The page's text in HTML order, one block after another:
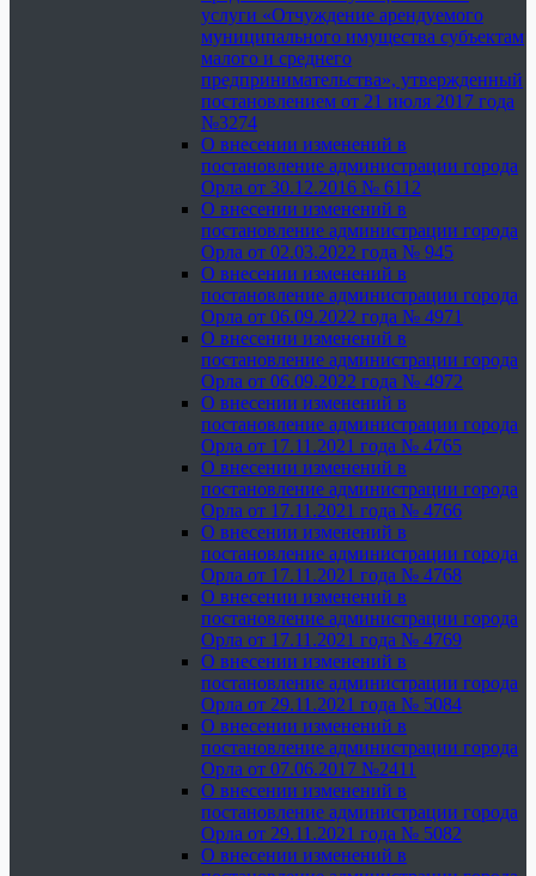
услуги «Отчуждение арендуемого
муниципального имущества субъектам
малого и среднего
предпринимательства», утвержденный
постановлением от 21 июля 2017 года
№3274
О внесении изменений в
постановление администрации города
Орла от 30.12.2016 № 6112
О внесении изменений в
постановление администрации города
Орла от 02.03.2022 года № 945
О внесении изменений в
постановление администрации города
Орла от 06.09.2022 года № 4971
О внесении изменений в
постановление администрации города
Орла от 06.09.2022 года № 4972
О внесении изменений в
постановление администрации города
Орла от 17.11.2021 года № 4765
О внесении изменений в
постановление администрации города
Орла от 17.11.2021 года № 4766
О внесении изменений в
постановление администрации города
Орла от 17.11.2021 года № 4768
О внесении изменений в
постановление администрации города
Орла от 17.11.2021 года № 4769
О внесении изменений в
постановление администрации города
Орла от 29.11.2021 года № 5084
О внесении изменений в
постановление администрации города
Орла от 07.06.2017 №2411
О внесении изменений в
постановление администрации города
Орла от 29.11.2021 года № 5082
О внесении изменений в